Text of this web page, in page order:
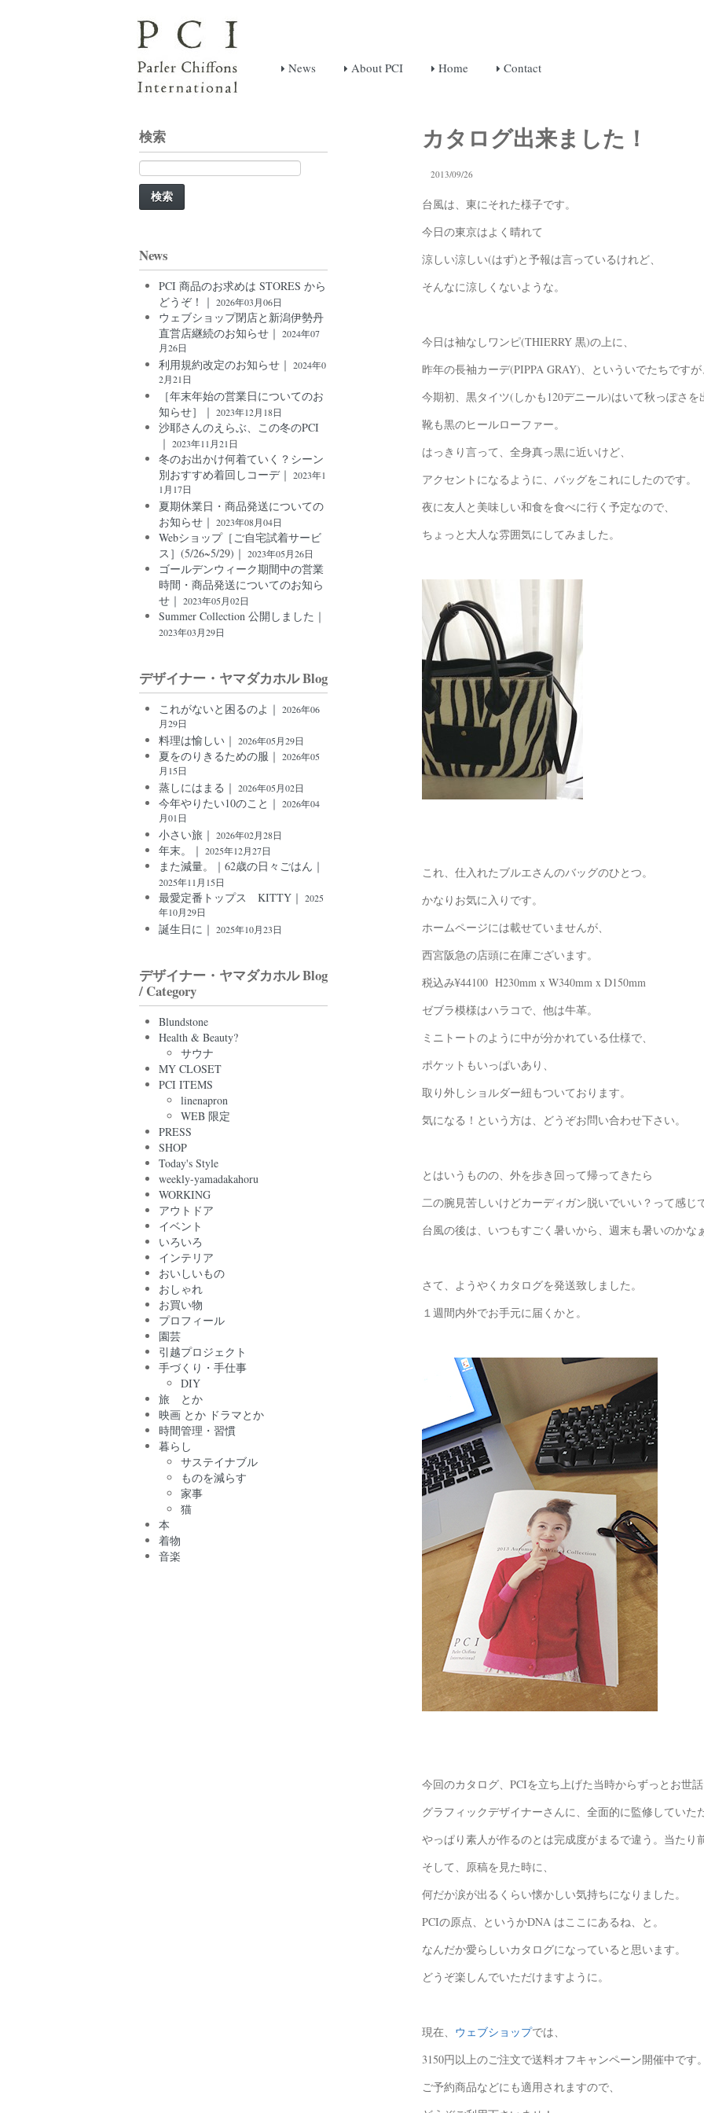
News About PCI Home Contact
カタログ出来ました！
2013/09/26
台風は、東にそれた様子です。
今日の東京はよく晴れて
涼しい涼しい(はず)と予報は言っているけれど、
そんなに涼しくないような。
今日は袖なしワンピ(THIERRY 黒)の上に、
昨年の長袖カーデ(PIPPA GRAY)、といういでたちですが
今期初、黒タイツ(しかも120デニール)はいて秋っぽさを
靴も黒のヒールローファー。
はっきり言って、全身真っ黒に近いけど、
アクセントになるように、バッグをこれにしたのです。
夜に友人と美味しい和食を食べに行く予定なので、
ちょっと大人な雰囲気にしてみました。
これ、仕入れたブルエさんのバッグのひとつ。
かなりお気に入りです。
ホームページには載せていませんが、
西宮阪急の店頭に在庫ございます。
税込み¥44100 H230mm x W340mm x D150mm
ゼブラ模様はハラコで、他は牛革。
ミニトートのように中が分かれている仕様で、
ポケットもいっぱいあり、
取り外しショルダー紐もついております。
気になる！という方は、どうぞお問い合わせ下さい。
とはいうものの、外を歩き回って帰ってきたら
二の腕見苦しいけどカーディガン脱いでいい？って感じ
台風の後は、いつもすごく暑いから、週末も暑いのかなぁ
さて、ようやくカタログを発送致しました。
１週間内外でお手元に届くかと。
今回のカタログ、PCIを立ち上げた当時からずっとお世
グラフィックデザイナーさんに、全面的に監修していた
やっぱり素人が作るのとは完成度がまるで違う。当たり
そして、原稿を見た時に、
何だか涙が出るくらい懐かしい気持ちになりました。
PCIの原点、というかDNA はここにあるね、と。
なんだか愛らしいカタログになっていると思います。
どうぞ楽しんでいただけますように。
現在、 ウェブショップでは、
3150円以上のご注文で送料オフキャンペーン開催中です。
ご予約商品などにも適用されますので、
検索
検
索:
News
PCI 商品のお求めは STORES から
どうぞ！｜ 2026年03月06日
ウェブショップ閉店と新潟伊勢丹
直営店継続のお知らせ｜ 2024年07
月26日
利用規約改定のお知らせ｜ 2024年0
2月21日
［年末年始の営業日についてのお
知らせ］｜ 2023年12月18日
沙耶さんのえらぶ、この冬のPCI
｜ 2023年11月21日
冬のお出かけ何着ていく？シーン
別おすすめ着回しコーデ｜ 2023年1
1月17日
夏期休業日・商品発送についての
お知らせ｜ 2023年08月04日
Webショップ［ご自宅試着サービ
ス］(5/26~5/29)｜ 2023年05月26日
ゴールデンウィーク期間中の営業
時間・商品発送についてのお知ら
せ｜ 2023年05月02日
Summer Collection 公開しました｜
2023年03月29日
デザイナー・ヤマダカホル Blog
これがないと困るのよ｜ 2026年06
月29日
料理は愉しい｜ 2026年05月29日
夏をのりきるための服｜ 2026年05
月15日
蒸しにはまる｜ 2026年05月02日
今年やりたい10のこと｜ 2026年04
月01日
小さい旅｜ 2026年02月28日
年末。｜ 2025年12月27日
また減量。｜62歳の日々ごはん｜
2025年11月15日
最愛定番トップス KITTY｜ 2025
年10月29日
誕生日に｜ 2025年10月23日
デザイナー・ヤマダカホル Blog
/ Category
Blundstone
Health & Beauty?
サウナ
MY CLOSET
PCI ITEMS
linenapron
WEB 限定
PRESS
SHOP
Today's Style
weekly-yamadakahoru
WORKING
アウトドア
イベント
いろいろ
インテリア
おいしいもの
おしゃれ
お買い物
プロフィール
園芸
引越プロジェクト
手づくり・手仕事
DIY
旅 とか
映画 とか ドラマとか
時間管理・習慣
暮らし
サステイナブル
ものを減らす
家事
猫
本
着物
音楽